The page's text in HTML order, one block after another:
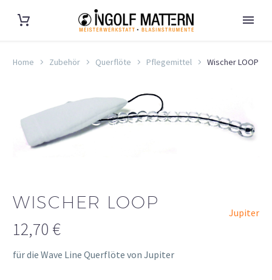
Home Zubehör Querflöte Pflegemittel Wischer LOOP
WISCHER LOOP
Jupiter
12,70 €
für die Wave Line Querflöte von Jupiter